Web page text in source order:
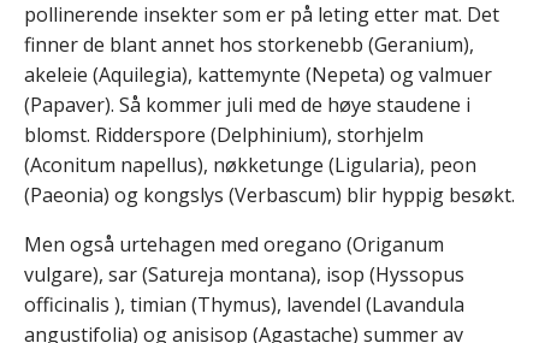
pollinerende insekter som er på leting etter mat. Det
finner de blant annet hos storkenebb (Geranium),
akeleie (Aquilegia), kattemynte (Nepeta) og valmuer
(Papaver). Så kommer juli med de høye staudene i
blomst. Ridderspore (Delphinium), storhjelm
(Aconitum napellus), nøkketunge (Ligularia), peon
(Paeonia) og kongslys (Verbascum) blir hyppig besøkt.
Men også urtehagen med oregano (Origanum
vulgare), sar (Satureja montana), isop (Hyssopus
officinalis ), timian (Thymus), lavendel (Lavandula
angustifolia) og anisisop (Agastache) summer av